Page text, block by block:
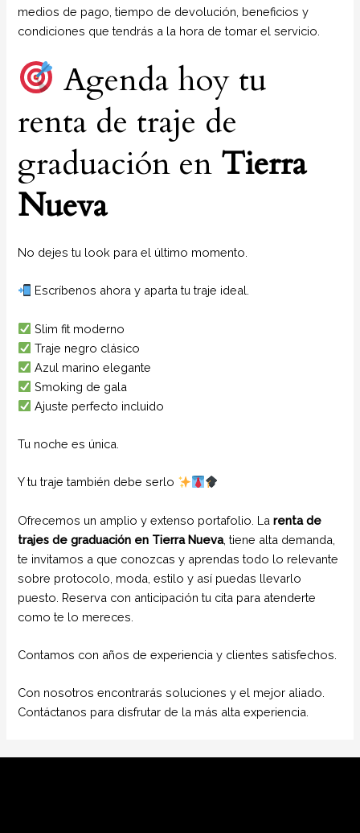
medios de pago, tiempo de devolución, beneficios y
condiciones que tendrás a la hora de tomar el servicio.
Agenda hoy tu
renta de traje de
graduación en Tierra
Nueva
No dejes tu look para el último momento.
Escríbenos ahora y aparta tu traje ideal.
Slim fit moderno
Traje negro clásico
Azul marino elegante
Smoking de gala
Ajuste perfecto incluido
Tu noche es única.
Y tu traje también debe serlo
Ofrecemos un amplio y extenso portafolio. Larenta de
trajes de graduación en Tierra Nueva, tiene alta demanda,
te invitamos a que conozcas y aprendas todo lo relevante
sobre protocolo, moda, estilo y así puedas llevarlo
puesto. Reserva con anticipación tu cita para atenderte
como te lo mereces.
Contamos con años de experiencia y clientes satisfechos.
Con nosotros encontrarás soluciones y el mejor aliado.
Contáctanos para disfrutar de la más alta experiencia.